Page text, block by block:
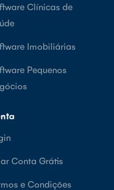
Clínicas de
Imobiliárias
Pequenos
Conta Grátis
e Condições